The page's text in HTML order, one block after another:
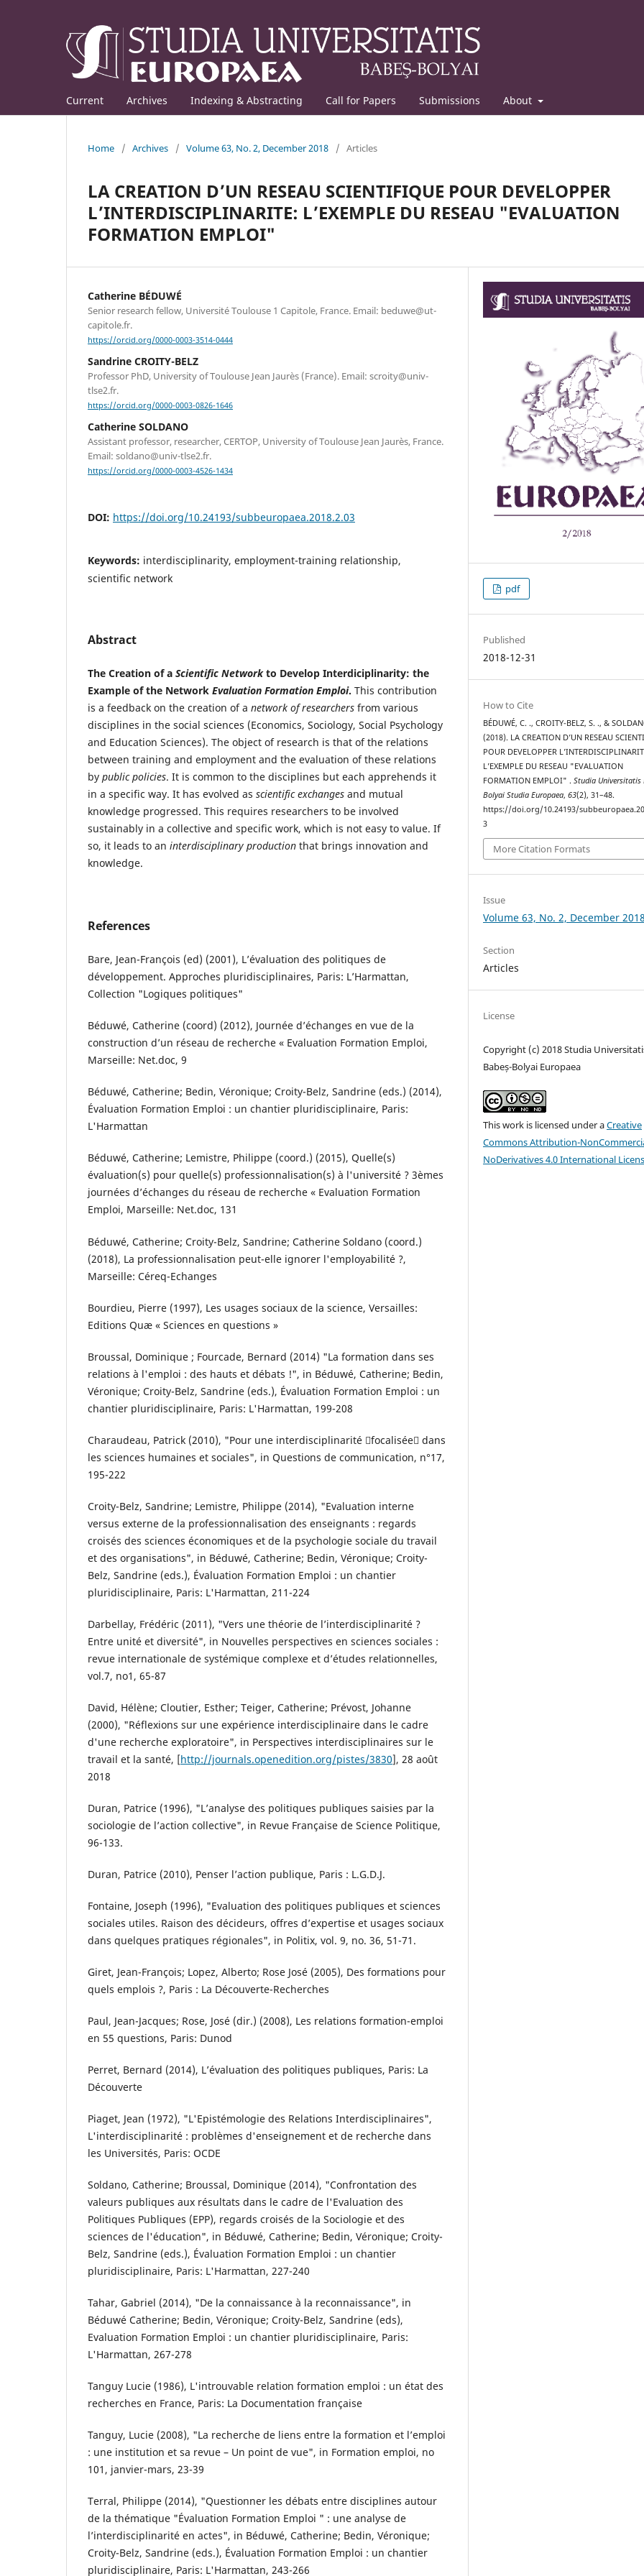
Current Archives Indexing & Abstracting Call for Papers Submissions About
Home / Archives / Volume 63, No. 2, December 2018 / Articles
LA CREATION D’UN RESEAU SCIENTIFIQUE POUR DEVELOPPER
L’INTERDISCIPLINARITE: L’EXEMPLE DU RESEAU "EVALUATION
FORMATION EMPLOI"
Catherine BÉDUWÉ
Senior research fellow, Université Toulouse 1 Capitole, France. Email: beduwe@ut-
capitole.fr.
https://orcid.org/0000-0003-3514-0444
Sandrine CROITY-BELZ
Professor PhD, University of Toulouse Jean Jaurès (France). Email: scroity@univ-
tlse2.fr.
https://orcid.org/0000-0003-0826-1646
Catherine SOLDANO
Assistant professor, researcher, CERTOP, University of Toulouse Jean Jaurès, France.
Email: soldano@univ-tlse2.fr.
https://orcid.org/0000-0003-4526-1434
DOI: https://doi.org/10.24193/subbeuropaea.2018.2.03
Keywords: interdisciplinarity, employment-training relationship,
scientific network
Abstract
The Creation of a Scientific Networkto Develop Interdiciplinarity: the
Example of the Network Evaluation Formation Emploi. This contribution
is a feedback on the creation of a network of researchers from various
disciplines in the social sciences (Economics, Sociology, Social Psychology
and Education Sciences). The object of research is that of the relations
between training and employment and the evaluation of these relations
by public policies. It is common to the disciplines but each apprehends it
in a specific way. It has evolved as scientific exchanges and mutual
knowledge progressed. This requires researchers to be involved
sustainably in a collective and specific work, which is not easy to value. If
so, it leads to an interdisciplinary production that brings innovation and
knowledge.
References
Bare, Jean-François (ed) (2001), L’évaluation des politiques de
développement. Approches pluridisciplinaires, Paris: L’Harmattan,
Collection "Logiques politiques"
Béduwé, Catherine (coord) (2012), Journée d’échanges en vue de la
construction d’un réseau de recherche « Evaluation Formation Emploi,
Marseille: Net.doc, 9
Béduwé, Catherine; Bedin, Véronique; Croity-Belz, Sandrine (eds.) (2014),
Évaluation Formation Emploi : un chantier pluridisciplinaire, Paris:
L'Harmattan
Béduwé, Catherine; Lemistre, Philippe (coord.) (2015), Quelle(s)
évaluation(s) pour quelle(s) professionnalisation(s) à l'université ? 3èmes
journées d’échanges du réseau de recherche « Evaluation Formation
Emploi, Marseille: Net.doc, 131
Béduwé, Catherine; Croity-Belz, Sandrine; Catherine Soldano (coord.)
(2018), La professionnalisation peut-elle ignorer l'employabilité ?,
Marseille: Céreq-Echanges
Bourdieu, Pierre (1997), Les usages sociaux de la science, Versailles:
Editions Quæ « Sciences en questions »
Broussal, Dominique ; Fourcade, Bernard (2014) "La formation dans ses
relations à l'emploi : des hauts et débats !", in Béduwé, Catherine; Bedin,
Véronique; Croity-Belz, Sandrine (eds.), Évaluation Formation Emploi : un
chantier pluridisciplinaire, Paris: L'Harmattan, 199-208
Charaudeau, Patrick (2010), "Pour une interdisciplinarité focalisée dans
les sciences humaines et sociales", in Questions de communication, n°17,
195-222
Croity-Belz, Sandrine; Lemistre, Philippe (2014), "Evaluation interne
versus externe de la professionnalisation des enseignants : regards
croisés des sciences économiques et de la psychologie sociale du travail
et des organisations", in Béduwé, Catherine; Bedin, Véronique; Croity-
Belz, Sandrine (eds.), Évaluation Formation Emploi : un chantier
pluridisciplinaire, Paris: L'Harmattan, 211-224
Darbellay, Frédéric (2011), "Vers une théorie de l’interdisciplinarité ?
Entre unité et diversité", in Nouvelles perspectives en sciences sociales :
revue internationale de systémique complexe et d’études relationnelles,
vol.7, no1, 65-87
David, Hélène; Cloutier, Esther; Teiger, Catherine; Prévost, Johanne
(2000), "Réflexions sur une expérience interdisciplinaire dans le cadre
d'une recherche exploratoire", in Perspectives interdisciplinaires sur le
travail et la santé, [http://journals.openedition.org/pistes/3830], 28 août
2018
Duran, Patrice (1996), "L’analyse des politiques publiques saisies par la
sociologie de l’action collective", in Revue Française de Science Politique,
96-133.
Duran, Patrice (2010), Penser l’action publique, Paris : L.G.D.J.
Fontaine, Joseph (1996), "Evaluation des politiques publiques et sciences
sociales utiles. Raison des décideurs, offres d’expertise et usages sociaux
dans quelques pratiques régionales", in Politix, vol. 9, no. 36, 51-71.
Giret, Jean-François; Lopez, Alberto; Rose José (2005), Des formations pour
quels emplois ?, Paris : La Découverte-Recherches
Paul, Jean-Jacques; Rose, José (dir.) (2008), Les relations formation-emploi
en 55 questions, Paris: Dunod
Perret, Bernard (2014), L’évaluation des politiques publiques, Paris: La
Découverte
Piaget, Jean (1972), "L'Epistémologie des Relations Interdisciplinaires",
L'interdisciplinarité : problèmes d'enseignement et de recherche dans
les Universités, Paris: OCDE
Soldano, Catherine; Broussal, Dominique (2014), "Confrontation des
valeurs publiques aux résultats dans le cadre de l'Evaluation des
Politiques Publiques (EPP), regards croisés de la Sociologie et des
sciences de l'éducation", in Béduwé, Catherine; Bedin, Véronique; Croity-
Belz, Sandrine (eds.), Évaluation Formation Emploi : un chantier
pluridisciplinaire, Paris: L'Harmattan, 227-240
Tahar, Gabriel (2014), "De la connaissance à la reconnaissance", in
Béduwé Catherine; Bedin, Véronique; Croity-Belz, Sandrine (eds),
Evaluation Formation Emploi : un chantier pluridisciplinaire, Paris:
L'Harmattan, 267-278
Tanguy Lucie (1986), L'introuvable relation formation emploi : un état des
recherches en France, Paris: La Documentation française
Tanguy, Lucie (2008), "La recherche de liens entre la formation et l’emploi
: une institution et sa revue – Un point de vue", in Formation emploi, no
101, janvier-mars, 23-39
Terral, Philippe (2014), "Questionner les débats entre disciplines autour
de la thématique "Évaluation Formation Emploi " : une analyse de
l’interdisciplinarité en actes", in Béduwé, Catherine; Bedin, Véronique;
Croity-Belz, Sandrine (eds.), Évaluation Formation Emploi : un chantier
pluridisciplinaire, Paris: L'Harmattan, 243-266
pdf
Published
2018-12-31
How to Cite
BÉDUWÉ, C. ., CROITY-BELZ, S. ., &
(2018). LA CREATION D’UN RESEAU
POUR DEVELOPPER
L’EXEMPLE DU RESEAU "EVALUATION
FORMATION EMPLOI" .Studia Universitatis
Bolyai Studia Europaea,63(2), 31–48.
https://doi.org/10.24193/
3
More Citation Formats
Issue
Volume 63, No. 2, December 2018
Section
Articles
License
Copyright (c) 2018 Studia
Babeș-Bolyai Europaea
This work is licensed under aCreative
Commons Attribution-
NoDerivatives 4.0 International